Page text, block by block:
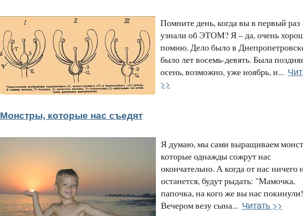
Помните день, когда вы в первый раз
узнали об ЭТОМ? Я – да, очень
помню. Дело было в
было лет восемь-девять. Была
осень, возможно, уже ноябрь, и...
>>
Монстры, которые нас съедят
Я думаю, мы сами выращиваем
которые однажды сожрут нас
окончательно. А когда от нас ничего
останется, будут рыдать: "Мамочка,
папочка, на кого же вы нас
Вечером везу сына... Читать >>